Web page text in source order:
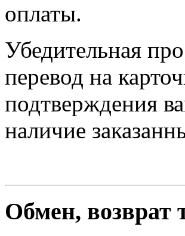
оплаты.
Убедительная
перевод на
подтверждения
наличие
Обмен, возврат